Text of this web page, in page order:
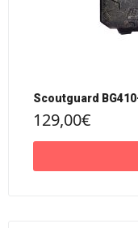
Scoutguard
129,00€